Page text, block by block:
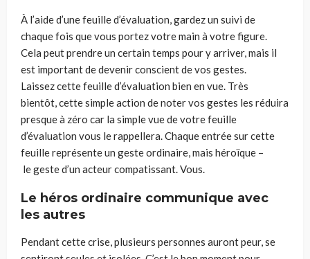
À l’aide d’une feuille d’évaluation, gardez un suivi de
chaque fois que vous portez votre main à votrefigure.
Cela peut prendre un certain temps pour y arriver, mais il
est importantdedevenir conscient devos gestes.
Laissezcettefeuille d’évaluation bien en vue. Très
bientôt,cette simple action de noter vos gestes les réduira
presque à zéro car la simple vue de votrefeuille
d’évaluation vous le rappellera.Chaque entrée sur cette
feuille représente un geste ordinaire,mais héroïque –
legested’un acteurcompatissant.Vous.
Le héros ordinaire communique avec
les autres
Pendant cette crise, plusieurs personnes auront peur, se